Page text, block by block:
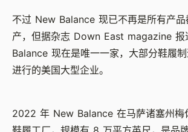
不过 New Balance 现已不再是所有产品
产，但据杂志 Down East magazine 报
Balance 现在是唯一一家，大部分鞋履
进行的美国大型企业。
2022 年 New Balance 在马萨诸塞州梅